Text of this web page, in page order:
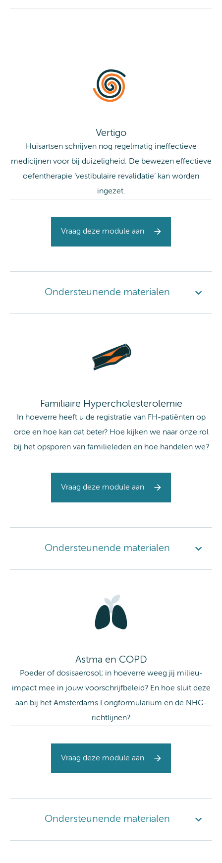
Vertigo
Huisartsen schrijven nog regelmatig ineffectieve
medicijnen voor bij duizeligheid. De bewezen effectieve
oefentherapie ‘vestibulaire revalidatie’ kan worden
ingezet.
Vraag deze module aan
Ondersteunende materialen
Familiaire Hypercholesterolemie
In hoeverre heeft u de registratie van FH-patiënten op
orde en hoe kan dat beter? Hoe kijken we naar onze rol
bij het opsporen van familieleden en hoe handelen we?
Vraag deze module aan
Ondersteunende materialen
Astma en COPD
Poeder of dosisaerosol; in hoeverre weeg jij milieu-
impact mee in jouw voorschrijfbeleid? En hoe sluit deze
aan bij het Amsterdams Longformularium en de NHG-
richtlijnen?
Vraag deze module aan
Ondersteunende materialen